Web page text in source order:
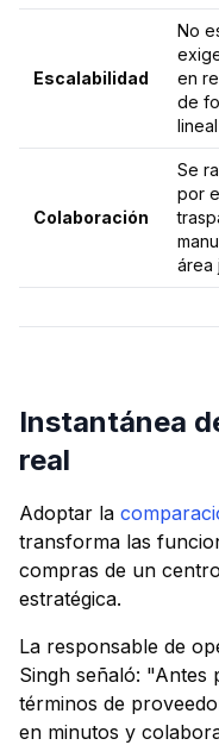
Escalabilidad
No
en
de
lineal
Colaboración
Se
por
área
Instantánea
real
Adoptar la
transforma las
compras de un
estratégica.
La responsable de
Singh señaló: "Antes
términos de
en minutos y